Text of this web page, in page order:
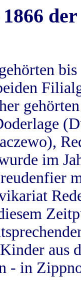
1866
im
aus
- in